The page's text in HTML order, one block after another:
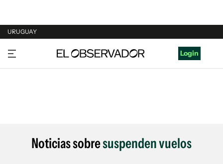
URUGUAY
URUGUAY
ARGENTINA
Login
Noticias sobresuspenden vuelos